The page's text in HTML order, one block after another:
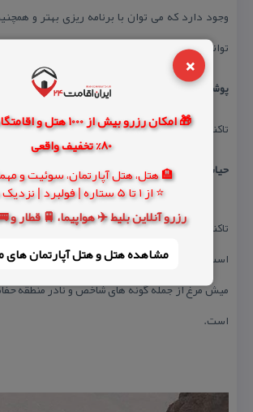
×
🎁 امکان رزرو بیش از 1000
80% تخفیف واقعی
🏨 هتل، هتل آپارتمان، سوئیت و
⭐ از 1 تا 5 ستاره | فولبرد | نزدیک حرم
رزرو آنلاین بلیط ✈️ هواپیما، 🚆 قطار
مشاهده هتل و هتل‌ آپارتمان
وجود دارد كه می توان با برنامه ریزی بهتر و
توانمندی ها در توسعه و پیشرفت استان كردستان
پوشش گیاهی
تاكنون بیش از ۳۵۰ گونه گیاهی در این منطقه شناسایی شده است.
حیات وحش
تاكنون ۸۰ گونه پرنده، ۱۷ گونه از
است. لك لك، عقاب طلایی، هما، قرقی، مرغ حق،
میش مرغ از جمله گونه های شاخص و نادر منطقه
است.